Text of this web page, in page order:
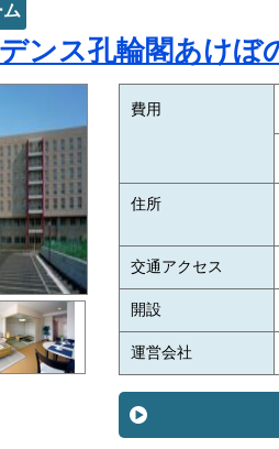
ンス孔輪閣あけぼ
費用
住所
交通アクセス
開設
運営会社